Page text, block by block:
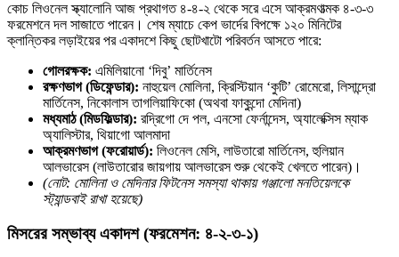
কোচ লিওনেল স্ক্যালোনি আজ প্রথাগত ৪-৪-২ থেকে সরে এসে আক্রমণাত্মক ৪-৩-৩
ফরমেশনে দল সাজাতে পারেন। শেষ ম্যাচে কেপ ভার্দের বিপক্ষে ১২০ মিনিটের
ক্লান্তিকর লড়াইয়ের পর একাদশে কিছু ছোটখাটো পরিবর্তন আসতে পারে:
গোলরক্ষক: এমিলিয়ানো ‘দিবু’ মার্তিনেস
রক্ষণভাগ (ডিফেন্ডার): নাহুয়েল মোলিনা, ক্রিস্টিয়ান ‘কুটি’ রোমেরো, লিসান্দ্রো
মার্তিনেস, নিকোলাস তাগলিয়াফিকো (অথবা ফাকুন্দো মেদিনা)
মধ্যমাঠ (মিডফিল্ডার): রদ্রিগো দে পল, এনসো ফের্নান্দেস, অ্যালেক্সিস ম্যাক
অ্যালিস্টার, থিয়াগো আলমাদা
আক্রমণভাগ (ফরোয়ার্ড): লিওনেল মেসি, লাউতারো মার্তিনেস, হুলিয়ান
আলভারেস (লাউতারোর জায়গায় আলভারেস শুরু থেকেই খেলতে পারেন)।
(নোট: মোলিনা ও মেদিনার ফিটনেস সমস্যা থাকায় গঞ্জালো মনতিয়েলকে
স্ট্যান্ডবাই রাখা হয়েছে)
মিসরের সম্ভাব্য একাদশ (ফরমেশন: ৪-২-৩-১)